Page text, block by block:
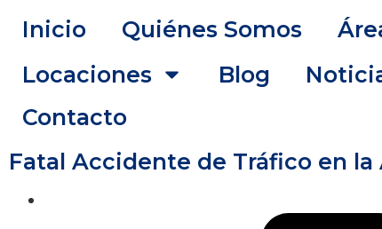
Inicio Quiénes Somos
Locaciones
Blog
Contacto
Fatal Accidente de Tráfico en